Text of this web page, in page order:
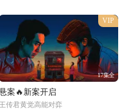
VIP
17集全
案🔥新案开启
王传君黄觉高能对弈